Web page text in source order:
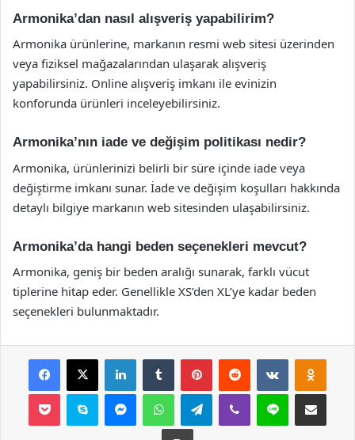
Armonika’dan nasıl alışveriş yapabilirim?
Armonika ürünlerine, markanın resmi web sitesi üzerinden
veya fiziksel mağazalarından ulaşarak alışveriş
yapabilirsiniz. Online alışveriş imkanı ile evinizin
konforunda ürünleri inceleyebilirsiniz.
Armonika’nın iade ve değişim politikası nedir?
Armonika, ürünlerinizi belirli bir süre içinde iade veya
değiştirme imkanı sunar. İade ve değişim koşulları hakkında
detaylı bilgiye markanın web sitesinden ulaşabilirsiniz.
Armonika’da hangi beden seçenekleri mevcut?
Armonika, geniş bir beden aralığı sunarak, farklı vücut
tiplerine hitap eder. Genellikle XS’den XL’ye kadar beden
seçenekleri bulunmaktadır.
Facebook
X LinkedInTumblr PinterestReddit VKontakte
Pocket Skype MessengerWhatsAppTelegramViber Line E-Posta ile
Yazdır